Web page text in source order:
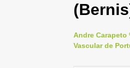
Andre Carapeto
Vascular de